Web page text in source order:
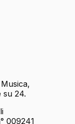
su 24.
009241